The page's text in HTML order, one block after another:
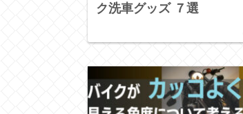
ク洗車グッズ ７選